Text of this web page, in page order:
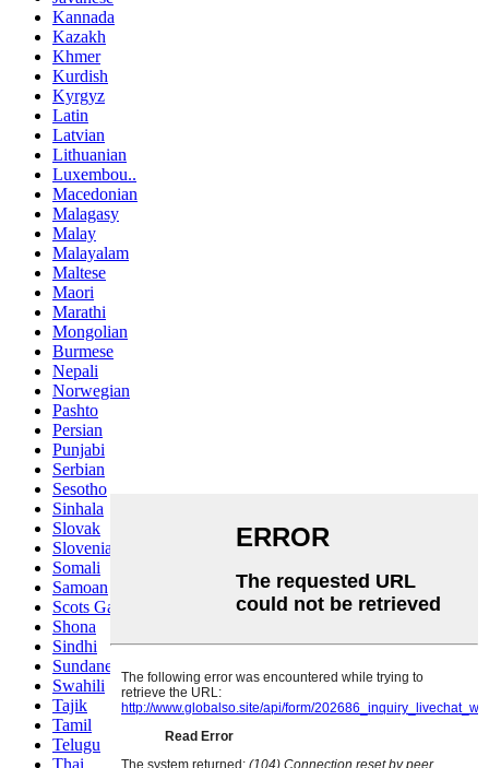
Kannada
Kazakh
Khmer
Kurdish
Kyrgyz
Latin
Latvian
Lithuanian
Luxembou..
Macedonian
Malagasy
Malay
Malayalam
Maltese
Maori
Marathi
Mongolian
Burmese
Nepali
Norwegian
Pashto
Persian
Punjabi
Serbian
Sesotho
Sinhala
Slovak
Slovenian
Somali
Samoan
Scots Gaelic
Shona
Sindhi
Sundanese
Swahili
Tajik
Tamil
Telugu